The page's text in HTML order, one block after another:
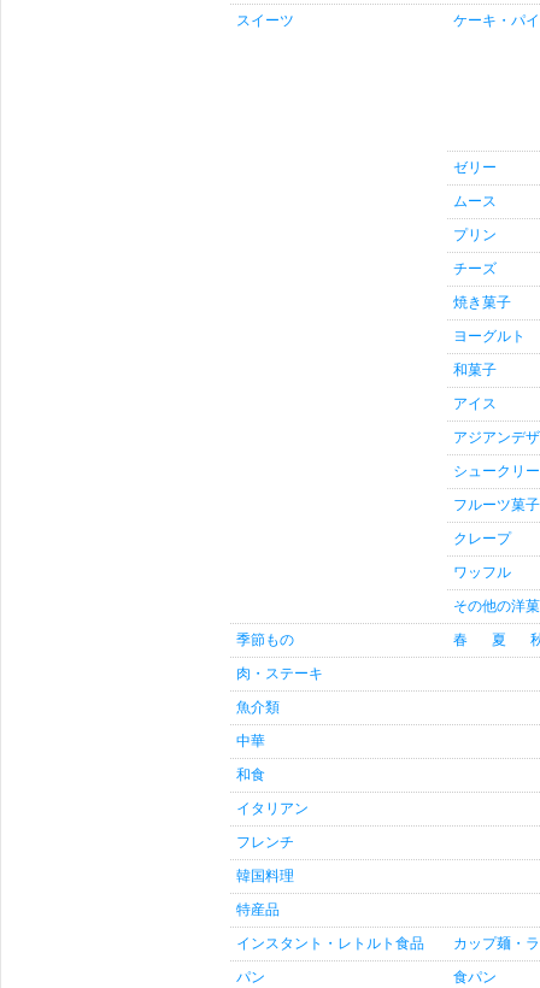
スイーツ
ケーキ・パ
ゼリー
ムース
プリン
チーズ
焼き菓子
ヨーグルト
和菓子
アイス
アジアンデ
シュークリ
フルーツ菓子
クレープ
ワッフル
その他の洋
季節もの
春 夏
肉・ステーキ
魚介類
中華
和食
イタリアン
フレンチ
韓国料理
特産品
インスタント・レトルト食品
カップ麺・
パン
食パン